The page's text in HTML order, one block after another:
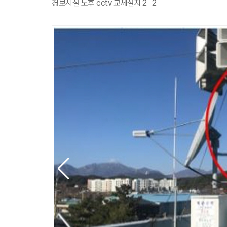
경보시설 노후 cctv 교체설치 2 2